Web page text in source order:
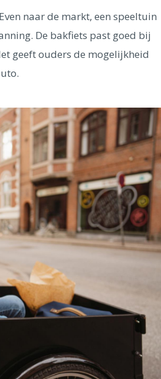
naar de markt, een speeltuin
De bakfiets past goed bij
geeft ouders de mogelijkheid